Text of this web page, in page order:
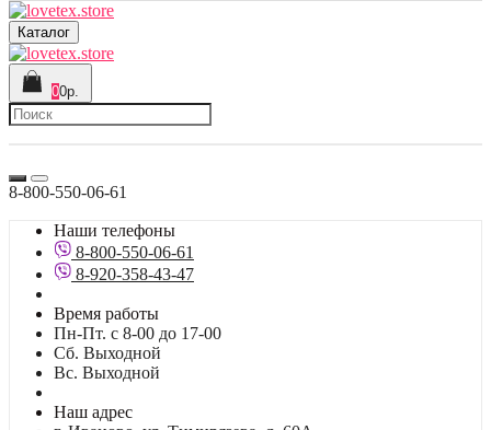
Каталог
00р.
8-800-550-06-61
Наши телефоны
8-800-550-06-61
8-920-358-43-47
Время работы
Пн-Пт. с 8-00 до 17-00
Сб. Выходной
Вс. Выходной
Наш адрес